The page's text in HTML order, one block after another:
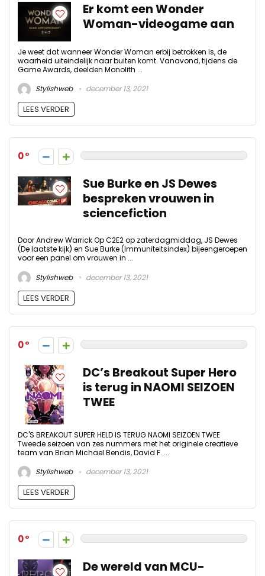
Er komt een Wonder
Woman-videogame aan
Je weet dat wanneer Wonder Woman erbij betrokken is, de
waarheid uiteindelijk naar buiten komt. Vanavond, tijdens de
Game Awards, deelden Monolith ...
Stylishweb
december 13, 2021
LEES VERDER
0
Sue Burke en JS Dewes
bespreken vrouwen in
sciencefiction
Door Andrew Warrick Op C2E2 op zaterdagmiddag, JS Dewes
(De laatste kijk) en Sue Burke (Immuniteitsindex) bijeengeroepen
voor een panel om vrouwen in ...
Stylishweb
december 13, 2021
LEES VERDER
0
DC’s Breakout Super Hero
is terug in NAOMI SEIZOEN
TWEE
DC'S BREAKOUT SUPER HELD IS TERUG NAOMI SEIZOEN TWEE
Tweede seizoen van zes nummers met het originele creatieve
team van Brian Michael Bendis, David F. ...
Stylishweb
december 13, 2021
LEES VERDER
0
De wereld van MCU-